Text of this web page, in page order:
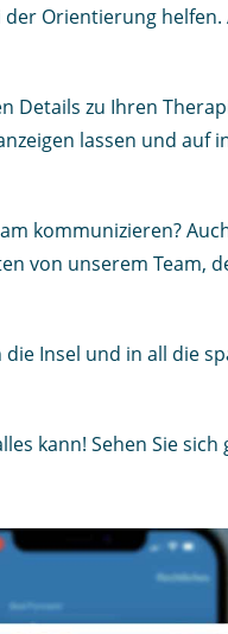
Orientierung helfen.
Details zu Ihren
lassen und auf
kommunizieren?
von unserem Team,
Insel und in all die
kann! Sehen Sie sich